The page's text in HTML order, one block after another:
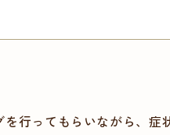
行ってもらいながら、症